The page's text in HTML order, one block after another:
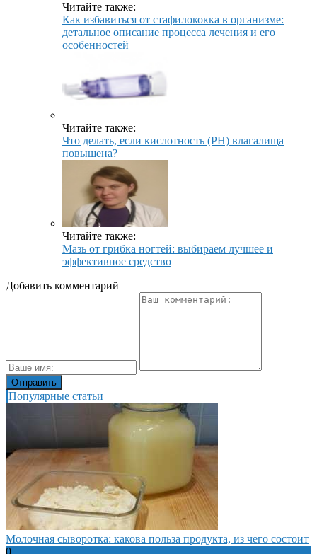
Читайте также:
Как избавиться от стафилококка в организме:
детальное описание процесса лечения и его
особенностей
Читайте также:
Что делать, если кислотность (PH) влагалища
повышена?
Читайте также:
Мазь от грибка ногтей: выбираем лучшее и
эффективное средство
Добавить комментарий
Популярные статьи
Молочная сыворотка: какова польза продукта, из чего состоит